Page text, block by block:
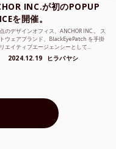
INC.が初のPOPUP
を開催。
のデザインオフィス、ANCHOR INC.。 ス
ウェアブランド、BlackEyePatch を手掛
エイティブエージェンシーとして...
2024.12.19 ヒラバヤシ